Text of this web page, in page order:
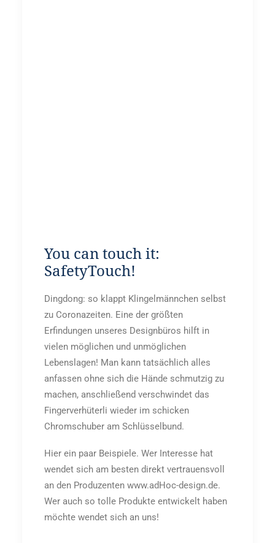
You can touch it:
SafetyTouch!
Dingdong: so klappt Klingelmännchen selbst
zu Coronazeiten. Eine der größten
Erfindungen unseres Designbüros hilft in
vielen möglichen und unmöglichen
Lebenslagen! Man kann tatsächlich alles
anfassen ohne sich die Hände schmutzig zu
machen, anschließend verschwindet das
Fingerverhüterli wieder im schicken
Chromschuber am Schlüsselbund.
Hier ein paar Beispiele. Wer Interesse hat
wendet sich am besten direkt vertrauensvoll
an den Produzenten www.adHoc-design.de.
Wer auch so tolle Produkte entwickelt haben
möchte wendet sich an uns!